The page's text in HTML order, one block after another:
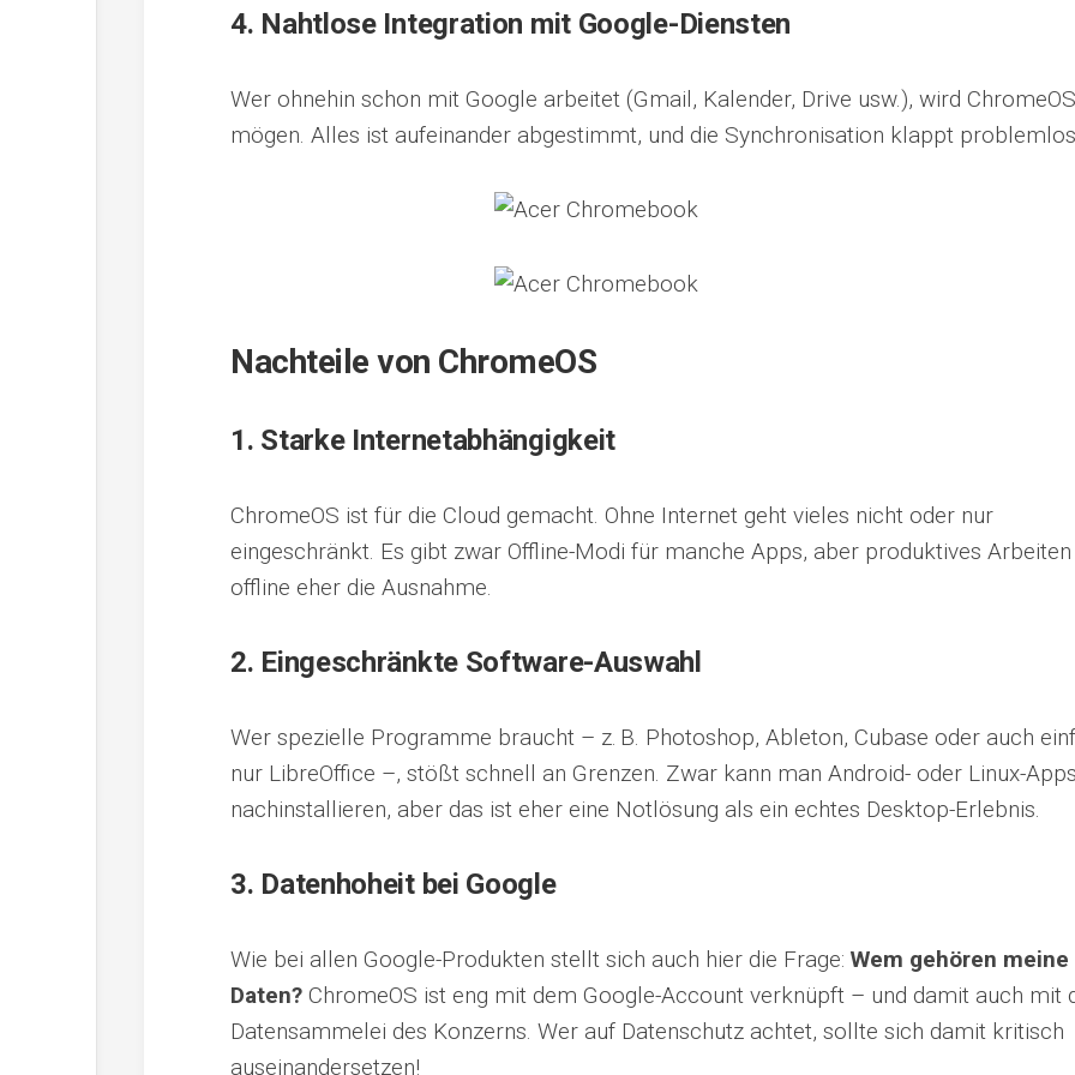
4. Nahtlose Integration mit Google-Diensten
Wer ohnehin schon mit Google arbeitet (Gmail, Kalender, Drive usw.), wird ChromeOS
mögen. Alles ist aufeinander abgestimmt, und die Synchronisation klappt
Nachteile von ChromeOS
1. Starke Internetabhängigkeit
ChromeOS ist für die Cloud gemacht. Ohne Internet geht vieles nicht oder nur
eingeschränkt. Es gibt zwar Offline-Modi für manche Apps, aber produktives
offline eher die Ausnahme.
2. Eingeschränkte Software-Auswahl
Wer spezielle Programme braucht – z. B. Photoshop, Ableton, Cubase oder auch
nur LibreOffice –, stößt schnell an Grenzen. Zwar kann man Android- oder Linux-
nachinstallieren, aber das ist eher eine Notlösung als ein echtes Desktop-Erlebnis.
3. Datenhoheit bei Google
Wie bei allen Google-Produkten stellt sich auch hier die Frage: Wem gehören meine
Daten? ChromeOS ist eng mit dem Google-Account verknüpft – und damit auch mit
Datensammelei des Konzerns. Wer auf Datenschutz achtet, sollte sich damit kritisch
auseinandersetzen!